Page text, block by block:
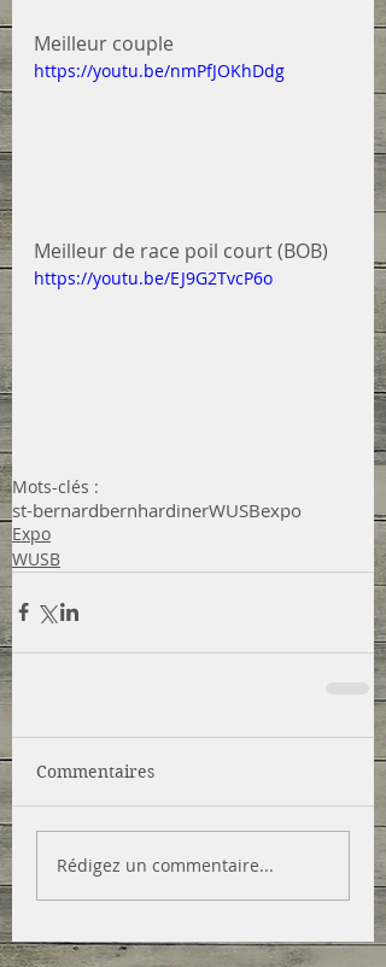
Meilleur couple
https://youtu.be/nmPfJOKhDdg
Meilleur de race poil court (BOB)
https://youtu.be/EJ9G2TvcP6o
Mots-clés :
st-bernardbernhardinerWUSBexpo
Expo
WUSB
Commentaires
Rédigez un commentaire...